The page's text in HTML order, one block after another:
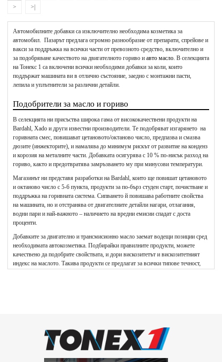
> >|
Автомобилните добавки са изключително необходима козметика за
автомобил. Пазарът предлага огромно разнообразие от препарати, спрейове и
вакси за поддръжка на всички части от превозното средство, включително и
за подобряване качеството на двигателното гориво и авто масло. В селекцията
на Тонекс 1 са включени всички необходими добавки за коли, които
поддържат машината ви в отлично състояние, заедно с монтажни пасти,
лепила и уплътнители за различни детайли.
Подобрители за масло и гориво
В селекцията ни присъства широка гама от висококачествени продукти на
Bardahl, Xado и други известни производители. Те подобряват изгарянето на
горивната смес, повишават цетановото/октаново число, предпазва и смазва
дюзите (инжекторите), и намалява до минимум рискът от развитие на конденз
и корозия на металните части. Добавката осигурява с 10 % по-нисък разход на
гориво, както и предотвратява замръзването му при минусови температури.
Магазинът ни представя разработки на Bardahl, които ще повишат цетановото
и октаново число с 5-6 пункта, продукти за по-бърз студен старт, почистване и
поддръжка на горивната система. Сипването й повишава работните свойства
на машината, но и отстранява от двигателните детайли нагари, отлагания,
водни пари и най-важното – наличието на вредни емисии спадат с доста
проценти.
Добавките за двигателно и трансмисионно масло заемат водещи позиции сред
необходимата автокозметика. Подбирайки правилните продукти, можете
качествено да подобрите свойствата, и дори вискозитетът и вискозитетният
индекс на маслото. Такива продукти се предлагат за всички типове течност,
видове масла, предлагани на пазара.
Смазващият продукт за скоростни кутии също е сред необходимите добавки